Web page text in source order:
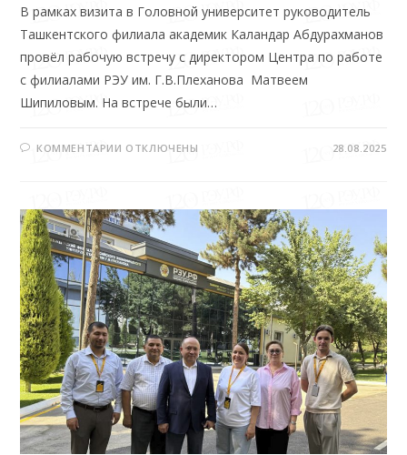
В рамках визита в Головной университет руководитель
Ташкентского филиала академик Каландар Абдурахманов
провёл рабочую встречу с директором Центра по работе
с филиалами РЭУ им. Г.В.Плеханова Матвеем
Шипиловым. На встрече были…
КОММЕНТАРИИ ОТКЛЮЧЕНЫ 28.08.2025